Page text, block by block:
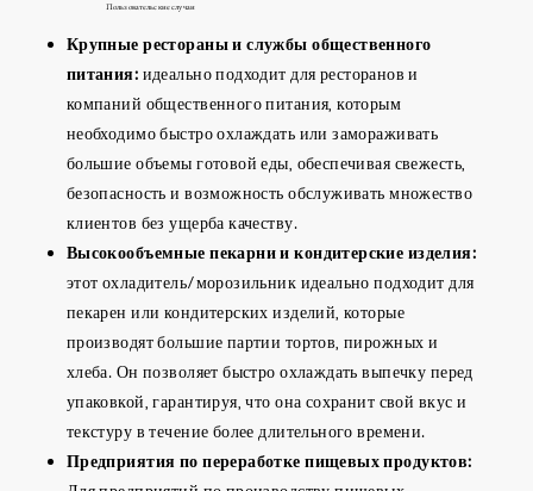
Пользовательские случаи
Крупные рестораны и службы общественного
питания: идеально подходит для ресторанов и
компаний общественного питания, которым
необходимо быстро охлаждать или замораживать
большие объемы готовой еды, обеспечивая свежесть,
безопасность и возможность обслуживать множество
клиентов без ущерба качеству.
Высокообъемные пекарни и кондитерские изделия:
этот охладитель/морозильник идеально подходит для
пекарен или кондитерских изделий, которые
производят большие партии тортов, пирожных и
хлеба. Он позволяет быстро охлаждать выпечку перед
упаковкой, гарантируя, что она сохранит свой вкус и
текстуру в течение более длительного времени.
Предприятия по переработке пищевых продуктов: